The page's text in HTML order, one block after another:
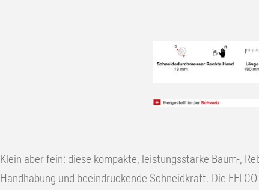
Klein aber fein: diese kompakte, leistungsstarke Baum-,
Handhabung und beeindruckende Schneidkraft. Die